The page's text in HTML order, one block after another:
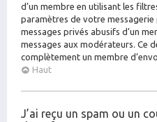
d’un membre en utilisant les
paramètres de votre messagerie
messages privés abusifs d’un
messages aux modérateurs. Ce
complètement un membre
Haut
J’ai reçu un spam ou un